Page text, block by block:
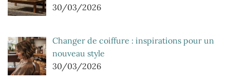
30/03/2026
Changer de coiffure : inspirations pour un
nouveau style
30/03/2026